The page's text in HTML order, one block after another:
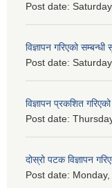
Post date:
विज्ञापन गरिएको
Post date:
विज्ञापन प्रकशित
Post date:
दोस्रो पटक विज्ञापन
Post date: